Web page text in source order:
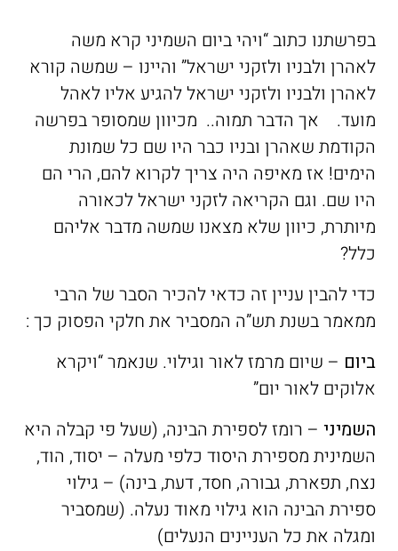
בפרשתנו כתוב “ויהי ביום השמיני קרא משה
לאהרן ולבניו ולזקני ישראל” והיינו – שמשה קורא
לאהרן ולבניו ולזקני ישראל להגיע אליו לאהל
מועד. אך הדבר תמוה.. מכיוון שמסופר בפרשה
הקודמת שאהרן ובניו כבר היו שם כל שמונת
הימים! אז מאיפה היה צריך לקרוא להם, הרי הם
היו שם. וגם הקריאה לזקני ישראל לכאורה
מיותרת, כיוון שלא מצאנו שמשה מדבר אליהם
כלל?
כדי להבין עניין זה כדאי להכיר הסבר של הרבי
ממאמר בשנת תש”ה המסביר את חלקי הפסוק כך :
ביום – שיום מרמז לאור וגילוי. שנאמר “ויקרא
אלוקים לאור יום”
השמיני – רומז לספירת הבינה, (שעל פי קבלה היא
השמינית מספירת היסוד כלפי מעלה – יסוד, הוד,
נצח, תפארת, גבורה, חסד, דעת, בינה) – גילוי
ספירת הבינה הוא גילוי מאוד נעלה. (שמסביר
ומגלה את כל העניינים הנעלים)